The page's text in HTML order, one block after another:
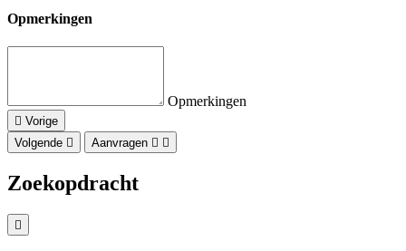
Opmerkingen
Opmerkingen
Vorige
Volgende
Aanvragen
Zoekopdracht